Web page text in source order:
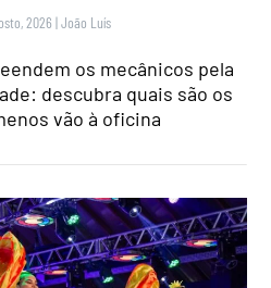
2026 |João Luís
os mecânicos pela
descubra quais são os
vão à oficina